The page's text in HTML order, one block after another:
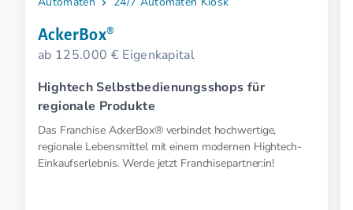
AckerBox®
ab 125.000 € Eigenkapital
Hightech Selbstbedienungsshops für
regionale Produkte
Das Franchise AckerBox® verbindet hochwertige,
regionale Lebensmittel mit einem modernen Hightech-
Einkaufserlebnis. Werde jetzt Franchisepartner:in!